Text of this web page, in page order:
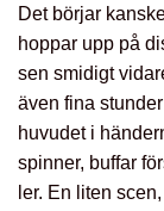
Det börjar
hoppar upp på
sen smidigt
även fina
huvudet i
spinner, buffar
ler. En liten